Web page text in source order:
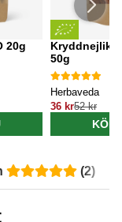
20g
Kryddnejlika
50g
Herbaveda
36 kr52 kr
KÖP
(2)